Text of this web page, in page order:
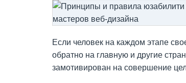
Если человек на каждом этапе
обратно на главную и другие
замотивирован на совершение